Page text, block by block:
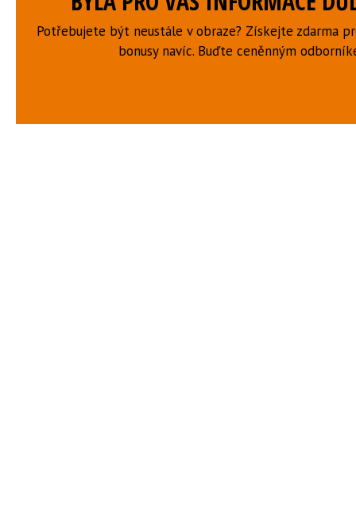
Potřebujete být neustále v obraze? Získejte zdarma
bonusy navíc. Buďte ceněnným